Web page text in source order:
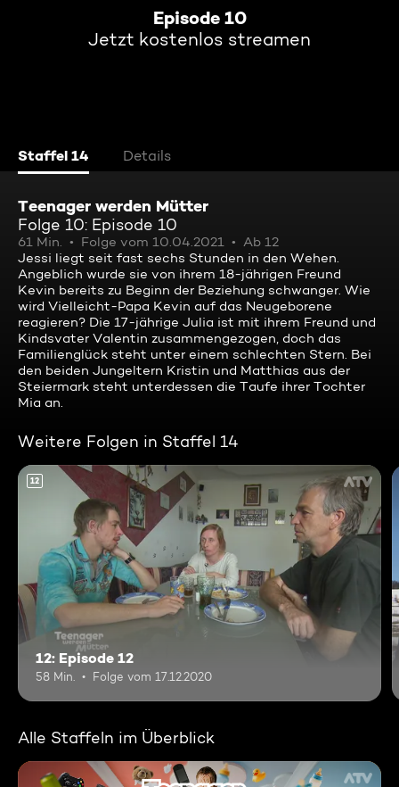
Episode 10
Jetzt kostenlos streamen
Staffel 14 Details
Teenager werden Mütter
Folge 10: Episode 10
61 Min. Folge vom 10.04.2021
Ab 12
Jessi liegt seit fast sechs Stunden in den Wehen.
Angeblich wurde sie von ihrem 18-jährigen Freund
Kevin bereits zu Beginn der Beziehung schwanger. Wie
wird Vielleicht-Papa Kevin auf das Neugeborene
reagieren? Die 17-jährige Julia ist mit ihrem Freund und
Kindsvater Valentin zusammengezogen, doch das
Familienglück steht unter einem schlechten Stern. Bei
den beiden Jungeltern Kristin und Matthias aus der
Steiermark steht unterdessen die Taufe ihrer Tochter
Mia an.
Weitere Folgen in Staffel 14
12
12: Episode 12
58 Min. Folge vom 17.12.2020
Alle Staffeln im Überblick